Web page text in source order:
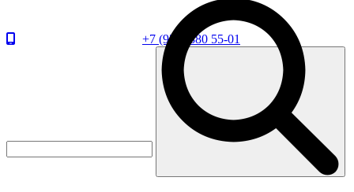
+7 (920) 880 55-01